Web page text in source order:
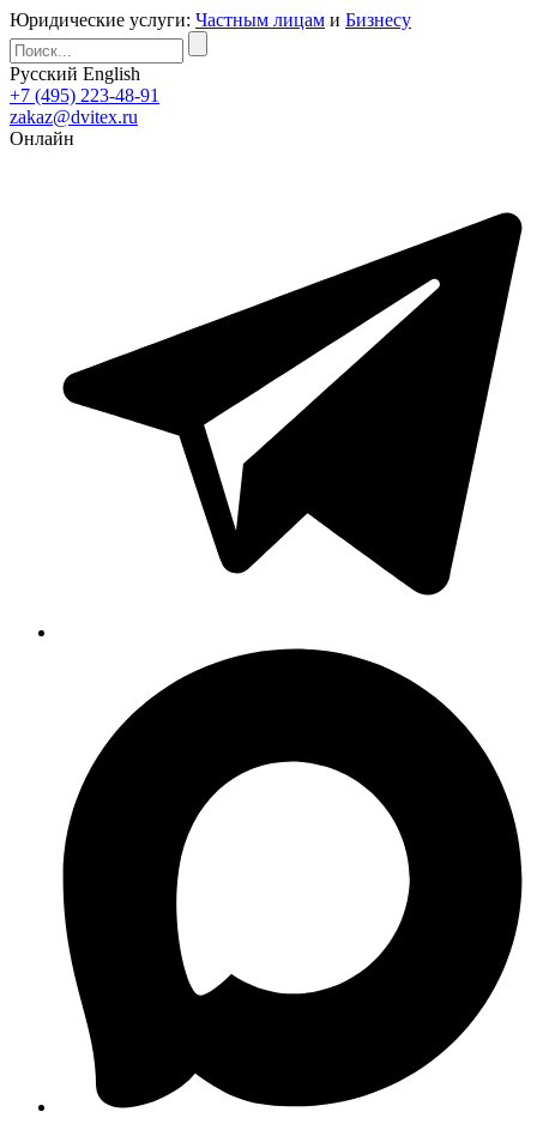
Юридические услуги: Частным лицам и Бизнесу
Русский English
+7 (495) 223-48-91
zakaz@dvitex.ru
Онлайн